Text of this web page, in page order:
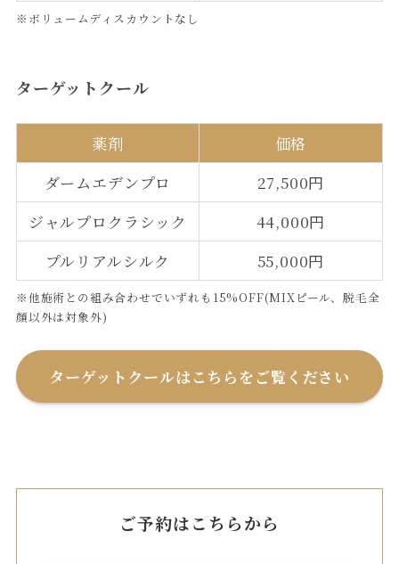
※ボリュームディスカウントなし
ターゲットクール
薬剤
価格
ダームエデンプロ
27,500円
ジャルプロクラシック
44,000円
プルリアルシルク
55,000円
※他施術との組み合わせでいずれも15%OFF(MIXピール、脱毛全
顔以外は対象外)
ターゲットクールはこちらをご覧ください
ご予約はこちらから